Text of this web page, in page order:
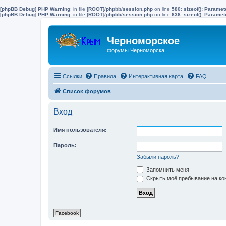
[phpBB Debug] PHP Warning: in file [ROOT]/phpbb/session.php on line 580: sizeof():
[phpBB Debug] PHP Warning: in file [ROOT]/phpbb/session.php on line 636: sizeof():
Черноморское
форумы Черноморска
Ссылки Правила Интерактивная карта FAQ
Список форумов
Вход
Имя пользователя:
Пароль:
Забыли пароль?
Запомнить меня
Скрыть моё пребывание на
Facebook